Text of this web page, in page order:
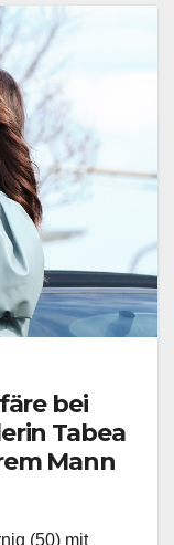
bei
Tabea
Mann
(50) mit